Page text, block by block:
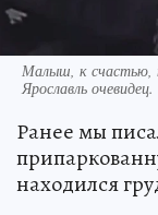
Малыш, к счастью,
Ярославль очевидец.
Ранее мы
находился